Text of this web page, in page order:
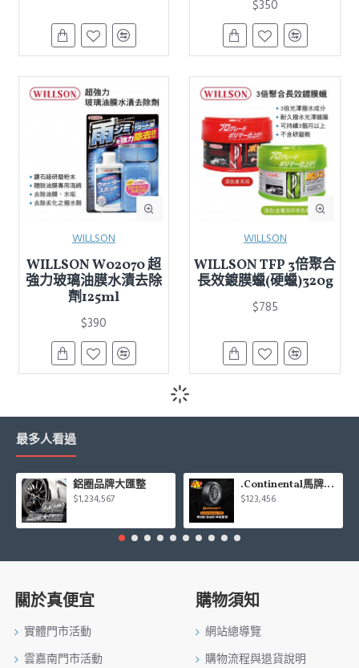
$350
WILLSON
WILLSON W02070 超
強力玻璃油膜水漬去除
劑125ml
$390
WILLSON
WILLSON TFP 3倍聚合
長效鍍膜蠟(硬蠟)320g
$785
最多人看過
鋁圈品牌大匯整
$1,234,567
.Continental馬牌CCK輪胎特價專區
$123,456
關於真便宜
實體門市活動
雲嘉南門市活動
購物須知
網站總導覽
購物流程與退貨說明